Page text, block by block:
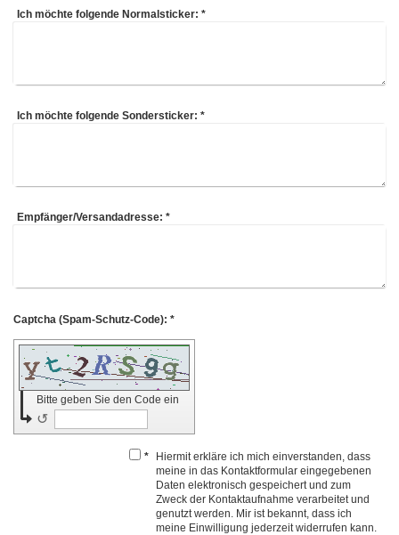
Ich möchte folgende Normalsticker: *
Ich möchte folgende Sondersticker: *
Empfänger/Versandadresse: *
Captcha (Spam-Schutz-Code): *
Bitte geben Sie den Code ein
↺
*
Hiermit erkläre ich mich einverstanden, dass
meine in das Kontaktformular eingegebenen
Daten elektronisch gespeichert und zum
Zweck der Kontaktaufnahme verarbeitet und
genutzt werden. Mir ist bekannt, dass ich
meine Einwilligung jederzeit widerrufen kann.